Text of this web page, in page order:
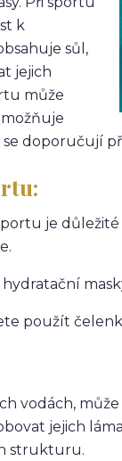
k
sůl,
jejich
může
doporučují
je
použít
vodách,
jejich
strukturu.